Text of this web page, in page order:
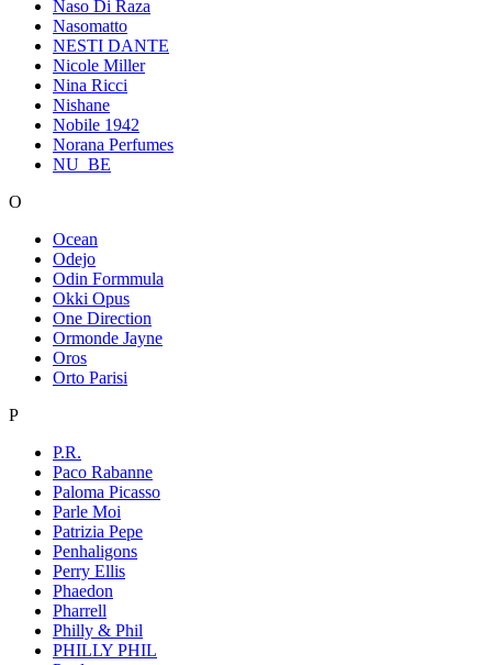
Naso Di Raza
Nasomatto
NESTI DANTE
Nicole Miller
Nina Ricci
Nishane
Nobile 1942
Norana Perfumes
NU_BE
O
Ocean
Odejo
Odin Formmula
Okki Opus
One Direction
Ormonde Jayne
Oros
Orto Parisi
P
P.R.
Paco Rabanne
Paloma Picasso
Parle Moi
Patrizia Pepe
Penhaligons
Perry Ellis
Phaedon
Pharrell
Philly & Phil
PHILLY PHIL